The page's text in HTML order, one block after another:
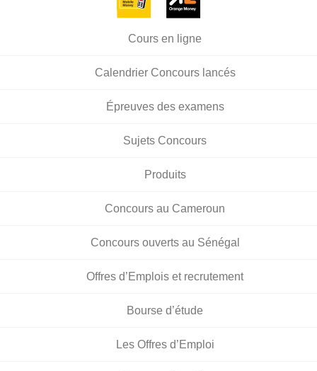
Cours en ligne
Calendrier Concours lancés
Épreuves des examens
Sujets Concours
Produits
Concours au Cameroun
Concours ouverts au Sénégal
Offres d’Emplois et recrutement
Bourse d’étude
Les Offres d’Emploi